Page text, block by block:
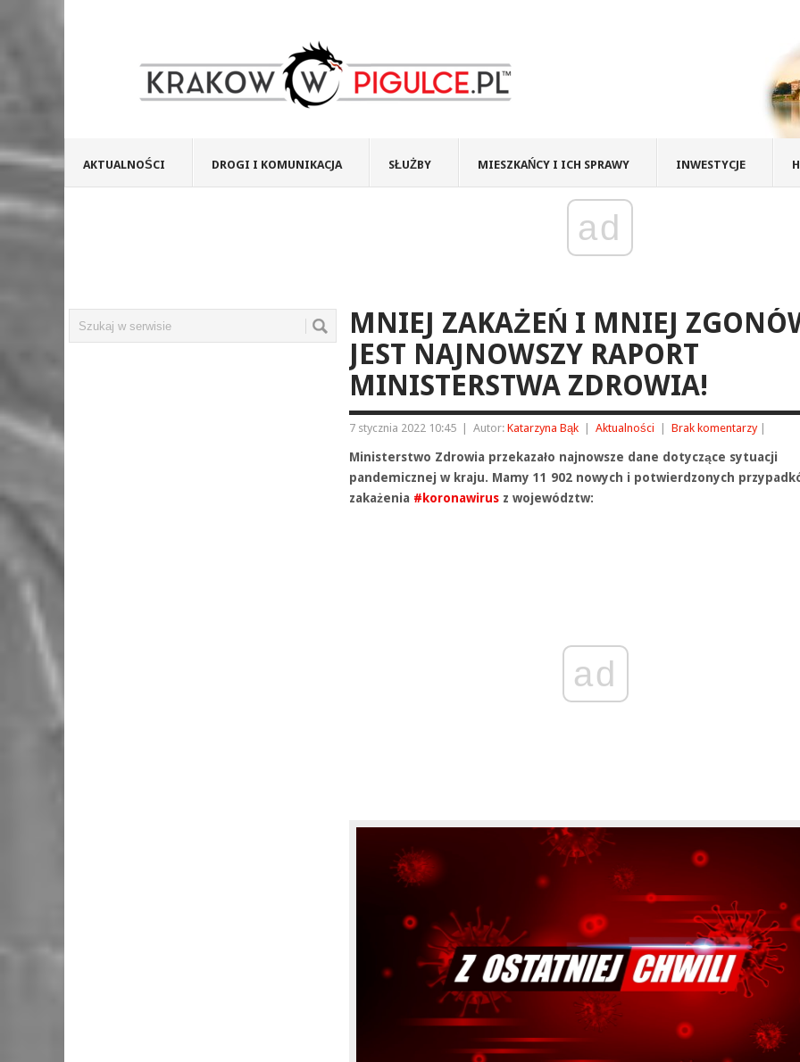
AKTUALNOŚCI DROGI I KOMUNIKACJA SŁUŻBY MIESZKAŃCY I ICH SPRAWY INWESTYCJE
ad
MNIEJ ZAKAŻEŃ I MNIEJ
JEST NAJNOWSZY RAPORT
MINISTERSTWA ZDROWIA!
7 stycznia 2022 10:45 Autor: Katarzyna Bąk Aktualności Brak komentarzy
Ministerstwo Zdrowia przekazało najnowsze dane dotyczące sytuacji
pandemicznej w kraju. Mamy 11 902 nowych i potwierdzonych
zakażenia #koronawirus z województw:
ad